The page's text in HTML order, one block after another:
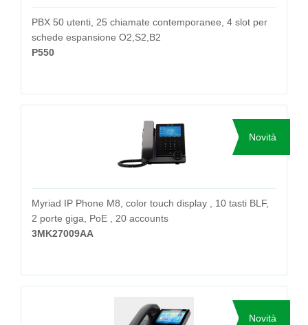
PBX 50 utenti, 25 chiamate contemporanee, 4 slot per
schede espansione O2,S2,B2
P550
Novità
Myriad IP Phone M8, color touch display , 10 tasti BLF,
2 porte giga, PoE , 20 accounts
3MK27009AA
Novità